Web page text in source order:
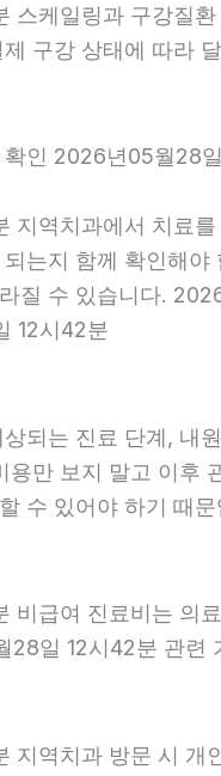
스케일링과 구강질
구강 상태에 따라
인 2026년05월28
역치과에서 치료
는지 함께 확인해
질 수 있습니다.
12시42분
되는 진료 단계, 내
용만 보지 말고 이후
수 있어야 하기 때문
급여 진료비는 의
28일 12시42분 관련
지역치과 방문 시 개